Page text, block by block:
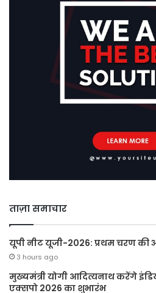
ताज़ा समाचार
यूपी नीट यूजी-2026: प्रथम चरण
3 hours ago
मुख्यमंत्री योगी आदित्यनाथ करेंगे
एक्सपो 2026 का शुभारंभ